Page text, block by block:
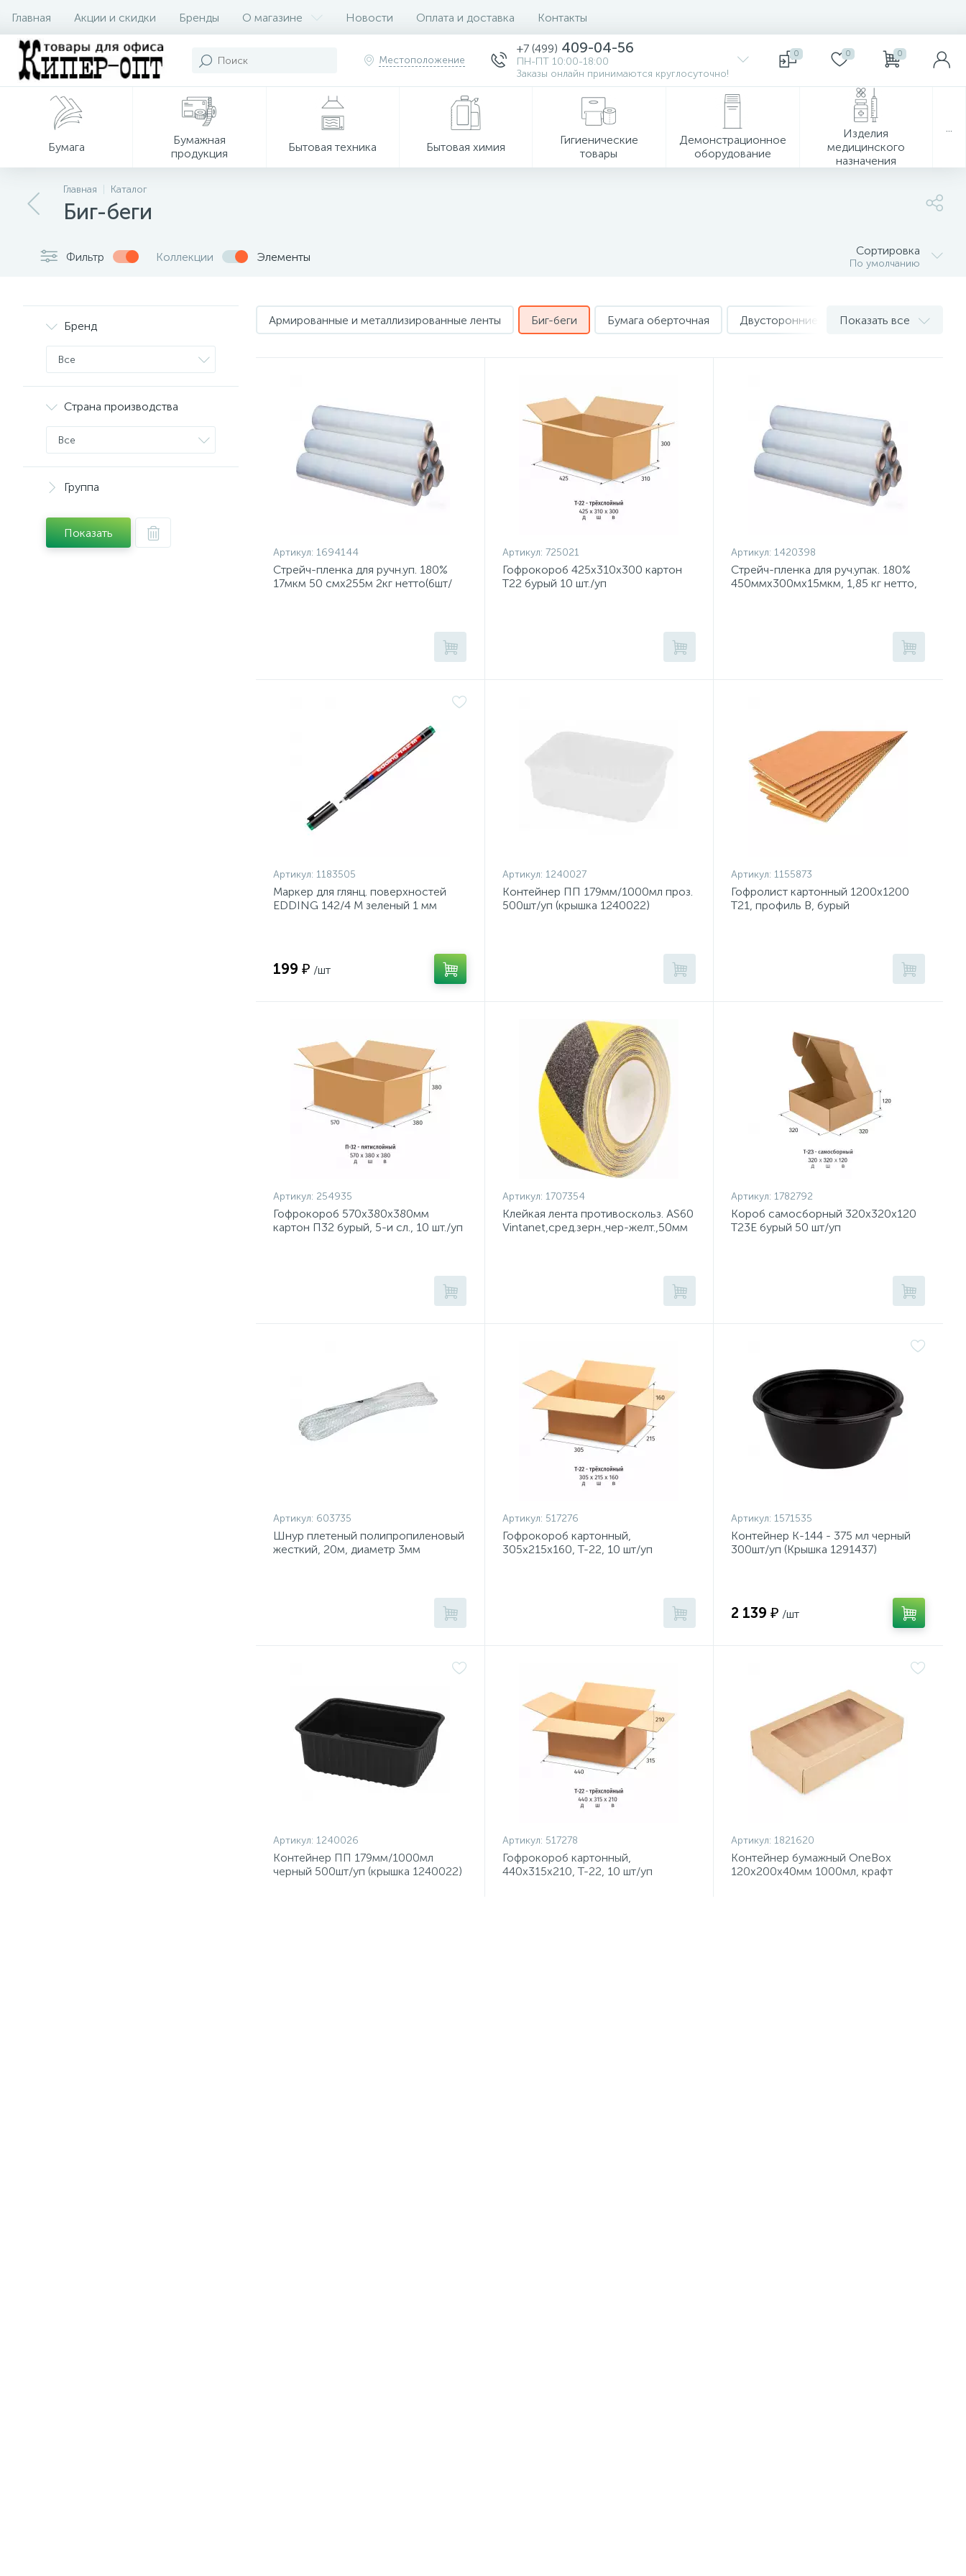
Главная Акции и скидки Бренды О магазине Новости Оплата и доставка Контакты
Местоположение
+7 (499) 409-04-56
ПН-ПТ 10:00-18:00
Заказы онлайн принимаются круглосуточно!
0 0 0
Бумага
Бумажная
продукция
Бытовая техника Бытовая химия
Гигиенические
товары
Демонстрационное
оборудование
Изделия
медицинского
назначения
Главная Каталог
Биг-беги
Фильтр Коллекции Элементы Сортировка
По умолчанию
Бренд
Все
Страна производства
Все
Группа
Показать
Армированные и металлизированные ленты Биг-беги Бумага оберточная Двусторонние и крепежные ленты
Показать все
Артикул: 1694144
Стрейч-пленка для ручн.уп. 180%
17мкм 50 смx255м 2кг нетто(6шт/
Артикул: 725021
Гофрокороб 425х310х300 картон
Т22 бурый 10 шт./уп
Артикул: 1420398
Стрейч-пленка для руч.упак. 180%
450ммx300мx15мкм, 1,85 кг нетто,
Артикул: 1183505
Маркер для глянц. поверхностей
EDDING 142/4 M зеленый 1 мм
199 ₽ /шт
Артикул: 1240027
Контейнер ПП 179мм/1000мл проз.
500шт/уп (крышка 1240022)
Артикул: 1155873
Гофролист картонный 1200x1200
Т21, профиль В, бурый
Артикул: 254935
Гофрокороб 570х380х380мм
картон П32 бурый, 5-и сл., 10 шт./уп
Артикул: 1707354
Клейкая лента противоскольз. AS60
Vintanet,сред.зерн.,чер-желт.,50мм
Артикул: 1782792
Короб самосборный 320х320х120
Т23Е бурый 50 шт/уп
Артикул: 603735
Шнур плетеный полипропиленовый
жесткий, 20м, диаметр 3мм
Артикул: 517276
Гофрокороб картонный,
305х215х160, Т-22, 10 шт/уп
Артикул: 1571535
Контейнер К-144 - 375 мл черный
300шт/уп (Крышка 1291437)
2 139 ₽ /шт
Артикул: 1240026
Контейнер ПП 179мм/1000мл
черный 500шт/уп (крышка 1240022)
Артикул: 517278
Гофрокороб картонный,
440х315х210, Т-22, 10 шт/уп
Артикул: 1821620
Контейнер бумажный OneBox
120х200х40мм 1000мл, крафт